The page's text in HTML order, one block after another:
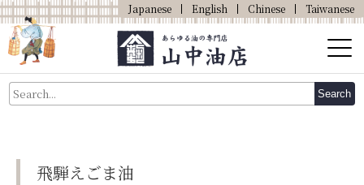
Japanese English Chinese Taiwanese
Search
About Us
Products
飛騨えごま油